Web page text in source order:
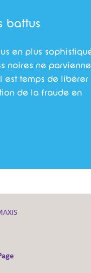
battus
en plus
noires ne
est temps de libérer
de la fraude en